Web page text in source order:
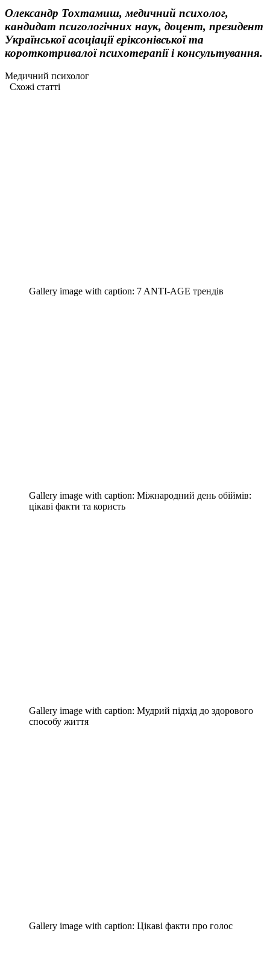
Олександр Тохтамиш, медичний психолог,
кандидат псигологічних наук, доцент, президент
Української асоціації еріксонівської та
короткотривалої психотерапії і консультування.
Медичний психолог
Схожі статтi
Gallery image with caption: 7 ANTI-AGE трендів
Gallery image with caption: Міжнародний день обіймів:
цікаві факти та користь
Gallery image with caption: Мудрий підхід до здорового
способу життя
Gallery image with caption: Цікаві факти про голос